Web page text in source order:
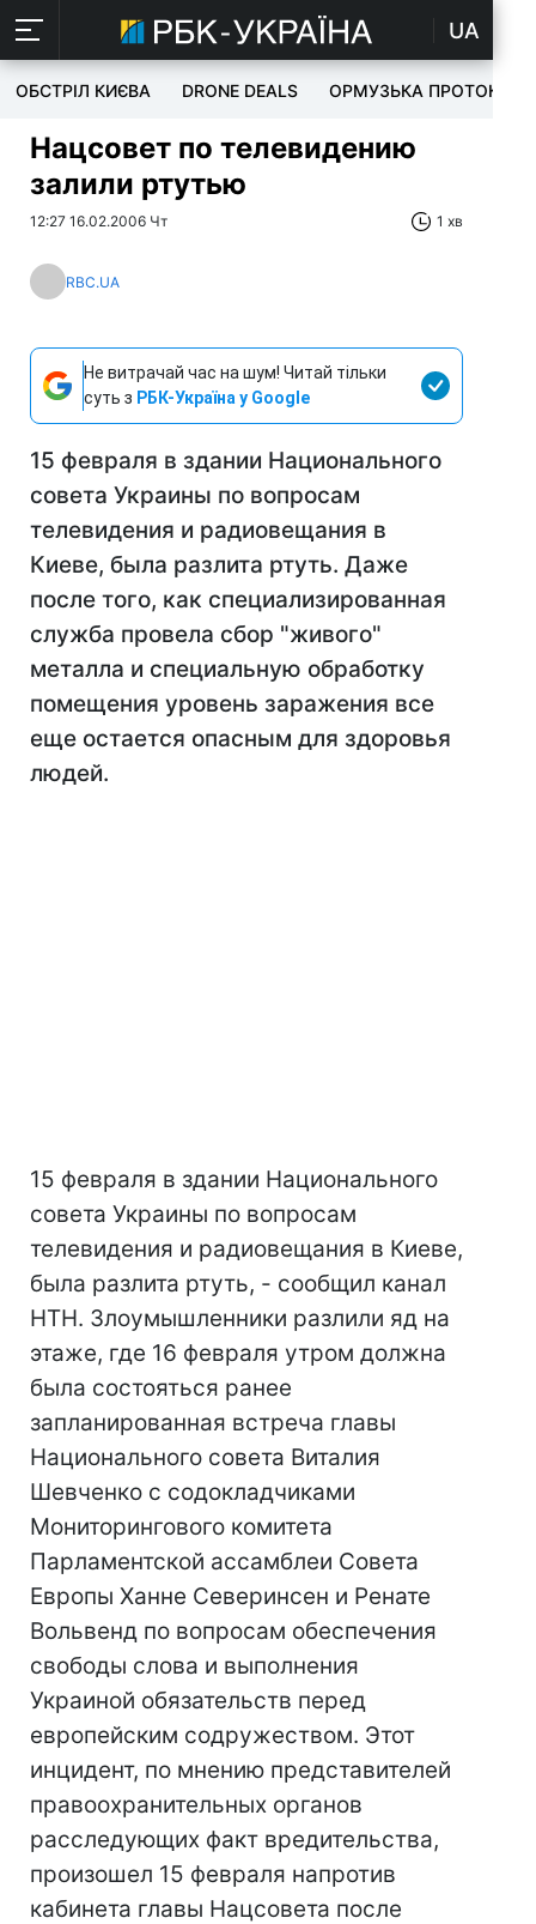
UA
ОБСТРІЛ КИЄВА DRONE DEALS ОРМУЗЬКА ПРОТОКА
Нацсовет по телевидению
залили ртутью
12:27 16.02.2006 Чт 1 хв
RBC.UA
Не витрачай час на шум! Читай тільки
суть з РБК-Україна у Google
15 февраля в здании Национального
совета Украины по вопросам
телевидения и радиовещания в
Киеве, была разлита ртуть. Даже
после того, как специализированная
служба провела сбор "живого"
металла и специальную обработку
помещения уровень заражения все
еще остается опасным для здоровья
людей.
15 февраля в здании Национального
совета Украины по вопросам
телевидения и радиовещания в Киеве,
была разлита ртуть, - сообщил канал
НТН. Злоумышленники разлили яд на
этаже, где 16 февраля утром должна
была состояться ранее
запланированная встреча главы
Национального совета Виталия
Шевченко с содокладчиками
Мониторингового комитета
Парламентской ассамблеи Совета
Европы Ханне Северинсен и Ренате
Вольвенд по вопросам обеспечения
свободы слова и выполнения
Украиной обязательств перед
европейским содружеством. Этот
инцидент, по мнению представителей
правоохранительных органов
расследующих факт вредительства,
произошел 15 февраля напротив
кабинета главы Нацсовета после